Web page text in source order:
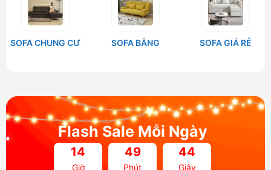
SOFA CHUNG CƯ SOFA BĂNG SOFA GIÁ RẺ
Flash Sale Mỗi Ngày
14
Giờ
49
Phút
43
Giây